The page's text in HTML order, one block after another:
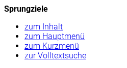
Sprungziele
zum Inhalt
zum Hauptmenü
zum Kurzmenü
zur Volltextsuche